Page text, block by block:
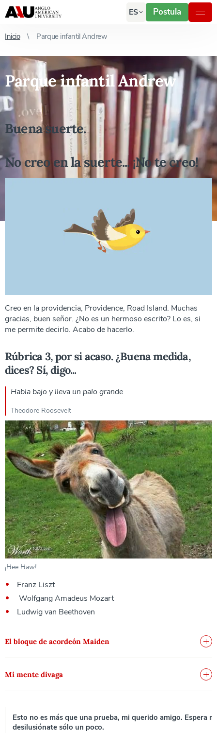
ES Postula
Inicio Parque infantil Andrew
Parque infantil Andrew
Buena suerte.
No creo en la suerte... ¡No te creo!
Creo en la providencia, Providence, Road Island. Muchas
gracias, buen señor. ¿No es un hermoso escrito? Lo es, si
me permite decirlo. Acabo de hacerlo.
Rúbrica 3, por si acaso. ¿Buena medida,
dices? Sí, digo...
Habla bajo y lleva un palo grande
Theodore Roosevelt
¡Hee Haw!
Franz Liszt
Wolfgang Amadeus Mozart
Ludwig van Beethoven
El bloque de acordeón Maiden
Mi mente divaga
Esto no es más que una prueba, mi querido amigo. Espera
desilusiónate sólo un poco.